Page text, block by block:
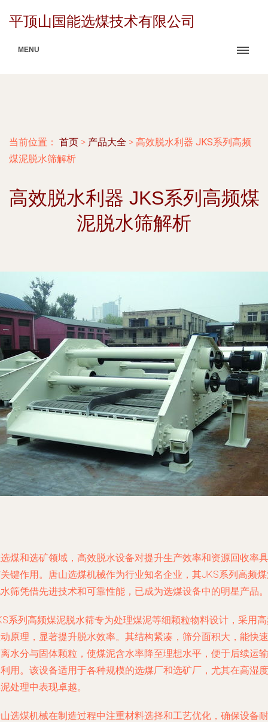
平顶山国能选煤技术有限公司
MENU
当前位置： 首页 > 产品大全 > 高效脱水利器 JKS系列高频
煤泥脱水筛解析
高效脱水利器 JKS系列高频煤
泥脱水筛解析
煤和选矿领域，高效脱水设备对提升生产效率和资源回收率具
键作用。唐山选煤机械作为行业知名企业，其JKS系列高频
筛凭借先进技术和可靠性能，已成为选煤设备中的明星产品。
系列高频煤泥脱水筛专为处理煤泥等细颗粒物料设计，采用
原理，显著提升脱水效率。其结构紧凑，筛分面积大，能快速
水分与固体颗粒，使煤泥含水率降至理想水平，便于后续运输
用。该设备适用于各种规模的选煤厂和选矿厂，尤其在高湿度
处理中表现卓越。
选煤机械在制造过程中注重材料选择和工艺优化，确保设备耐